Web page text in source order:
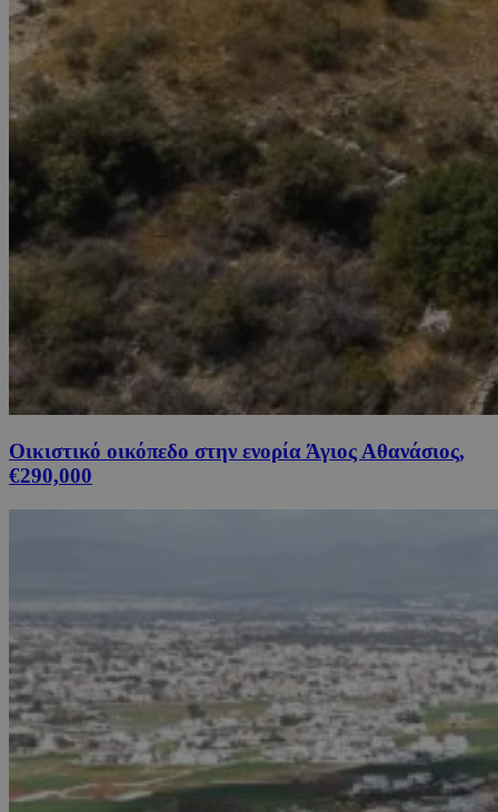
Οικιστικό οικόπεδο στην ενορία Άγιος Αθανάσιος,
€290,000